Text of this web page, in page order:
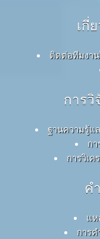
เกี่
ติดต่อทีมงา
การ
ฐานความรู้แ
ก
การวิเ
ค
แ
การ